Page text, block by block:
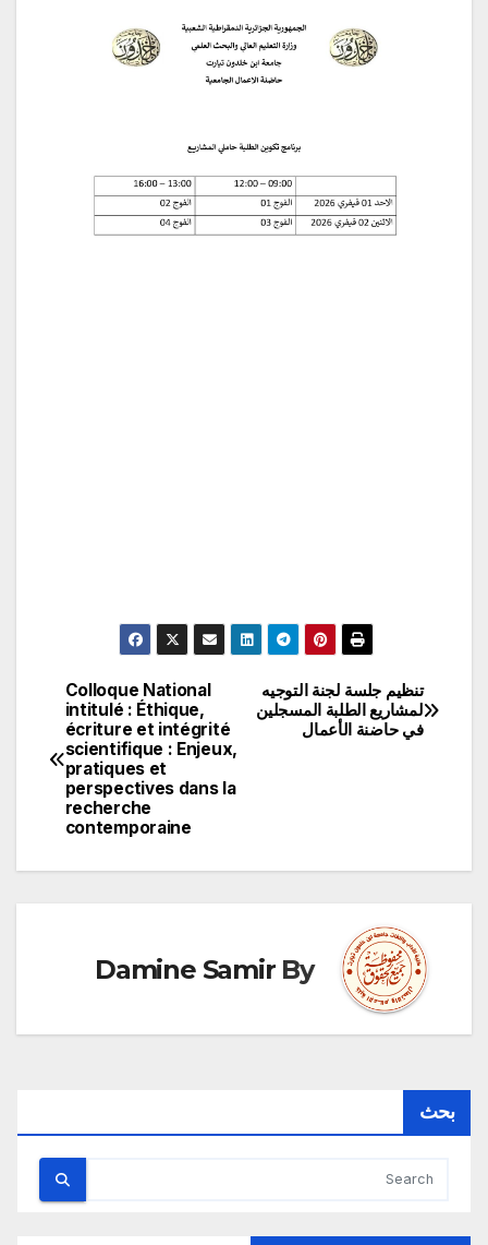
تصفّح
المقالات
Colloque National
intitulé : Éthique,
écriture et intégrité
scientifique : Enjeux,
pratiques et
perspectives dans la
recherche
contemporaine
تنظيم جلسة لجنة التوجيه
لمشاريع الطلبة المسجلين
في حاضنة الأعمال
By
Damine Samir
بحث